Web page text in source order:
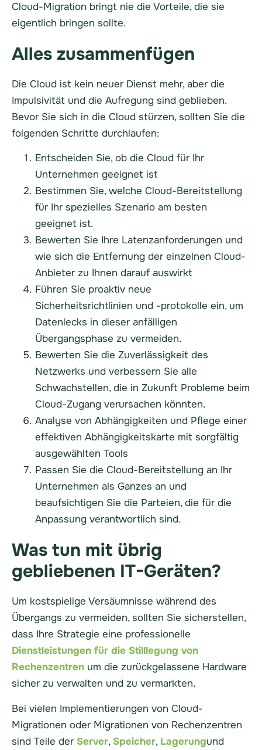
Cloud-Migration bringt nie die Vorteile, die sie
eigentlich bringen sollte.
Alles zusammenfügen
Die Cloud ist kein neuer Dienst mehr, aber die
Impulsivität und die Aufregung sind geblieben.
Bevor Sie sich in die Cloud stürzen, sollten Sie die
folgenden Schritte durchlaufen:
Entscheiden Sie, ob die Cloud für Ihr
Unternehmen geeignet ist
Bestimmen Sie, welche Cloud-Bereitstellung
für Ihr spezielles Szenario am besten
geeignet ist.
Bewerten Sie Ihre Latenzanforderungen und
wie sich die Entfernung der einzelnen Cloud-
Anbieter zu Ihnen darauf auswirkt
Führen Sie proaktiv neue
Sicherheitsrichtlinien und -protokolle ein, um
Datenlecks in dieser anfälligen
Übergangsphase zu vermeiden.
Bewerten Sie die Zuverlässigkeit des
Netzwerks und verbessern Sie alle
Schwachstellen, die in Zukunft Probleme beim
Cloud-Zugang verursachen könnten.
Analyse von Abhängigkeiten und Pflege einer
effektiven Abhängigkeitskarte mit sorgfältig
ausgewählten Tools
Passen Sie die Cloud-Bereitstellung an Ihr
Unternehmen als Ganzes an und
beaufsichtigen Sie die Parteien, die für die
Anpassung verantwortlich sind.
Was tun mit übrig
gebliebenen IT-Geräten?
Um kostspielige Versäumnisse während des
Übergangs zu vermeiden, sollten Sie sicherstellen,
dass Ihre Strategie eine professionelle
Dienstleistungen für die Stilllegung von
Rechenzentren um die zurückgelassene Hardware
sicher zu verwalten und zu vermarkten.
Bei vielen Implementierungen von Cloud-
Migrationen oder Migrationen von Rechenzentren
sind Teile der Server, Speicher, Lagerungund